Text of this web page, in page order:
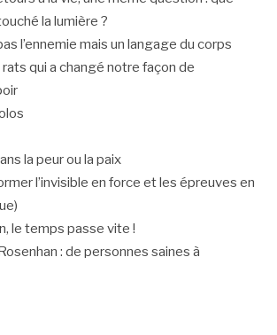
la lumière ?
l’ennemie mais un langage du corps
rats qui a changé notre façon de
la peur ou la paix
l’invisible en force et les épreuves en
le temps passe vite !
: de personnes saines à